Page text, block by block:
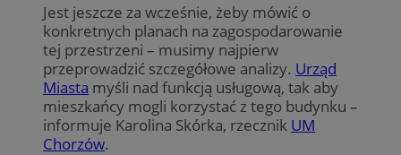
Jest jeszcze za wcześnie, żeby mówić o
konkretnych planach na zagospodarowanie
tej przestrzeni – musimy najpierw
przeprowadzić szczegółowe analizy. Urząd
Miasta myśli nad funkcją usługową, tak aby
mieszkańcy mogli korzystać z tego budynku –
informuje Karolina Skórka, rzecznik UM
Chorzów.